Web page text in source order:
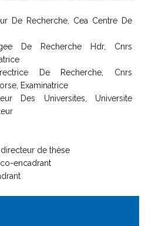
De Recherche, Cea Centre De
De Recherche Hdr, Cnrs
De Recherche, Cnrs
Examinatrice
Des Universites, Universite
directeur de thèse
encadrant